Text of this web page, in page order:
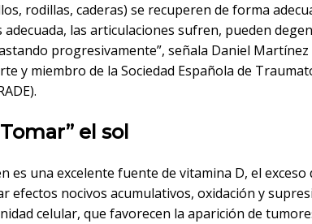
rodillas, caderas) se recuperen de forma
adecuada, las articulaciones sufren, pueden
progresivamente”, señala Daniel Martínez
y miembro de la Sociedad Española de
el sol
es una excelente fuente de vitamina D, el
efectos nocivos acumulativos, oxidación y
celular, que favorecen la aparición de